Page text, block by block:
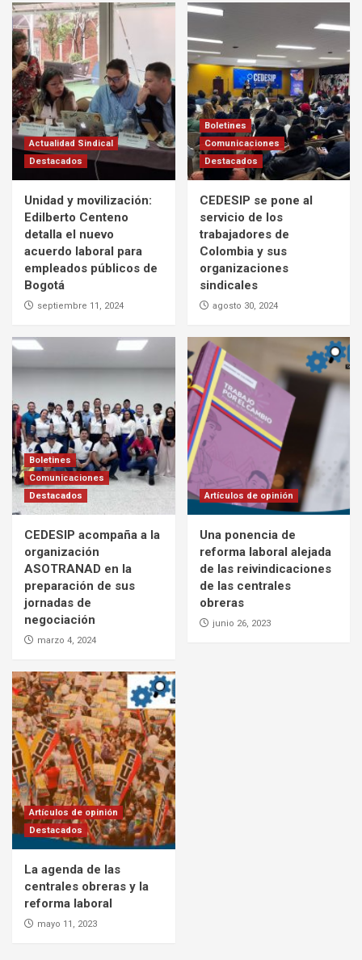
Actualidad Sindical
Destacados
Unidad y movilización:
Edilberto Centeno
detalla el nuevo
acuerdo laboral para
empleados públicos de
Bogotá
septiembre 11, 2024
Boletines
Comunicaciones
Destacados
CEDESIP se pone al
servicio de los
trabajadores de
Colombia y sus
organizaciones
sindicales
agosto 30, 2024
Boletines
Comunicaciones
Destacados
CEDESIP acompaña a la
organización
ASOTRANAD en la
preparación de sus
jornadas de
negociación
marzo 4, 2024
Artículos de opinión
Una ponencia de
reforma laboral alejada
de las reivindicaciones
de las centrales
obreras
junio 26, 2023
Artículos de opinión
Destacados
La agenda de las
centrales obreras y la
reforma laboral
mayo 11, 2023